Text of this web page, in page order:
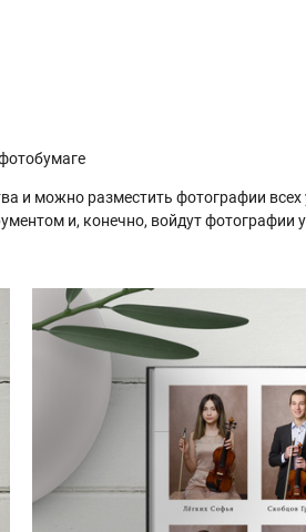
и можно разместить фотографии всех
и, конечно, войдут фотографии